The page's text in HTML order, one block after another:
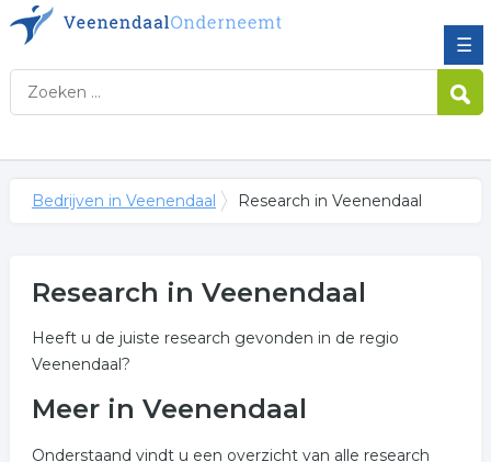
☰
Bedrijven in Veenendaal Research in Veenendaal
Research in Veenendaal
Heeft u de juiste research gevonden in de regio
Veenendaal?
Meer in Veenendaal
Onderstaand vindt u een overzicht van alle research